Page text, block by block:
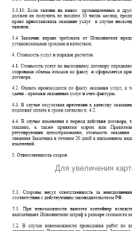
Для увеличения